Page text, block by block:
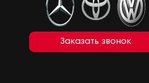
Заказать звонок